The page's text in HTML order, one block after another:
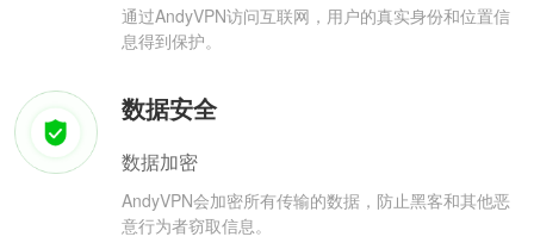
通过AndyVPN访问互联网，用户的真实身份和位置信
息得到保护。
数据安全
数据加密
AndyVPN会加密所有传输的数据，防止黑客和其他恶
意行为者窃取信息。